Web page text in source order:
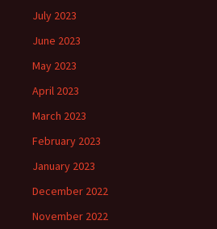
July 2023
June 2023
May 2023
April 2023
March 2023
February 2023
January 2023
December 2022
November 2022